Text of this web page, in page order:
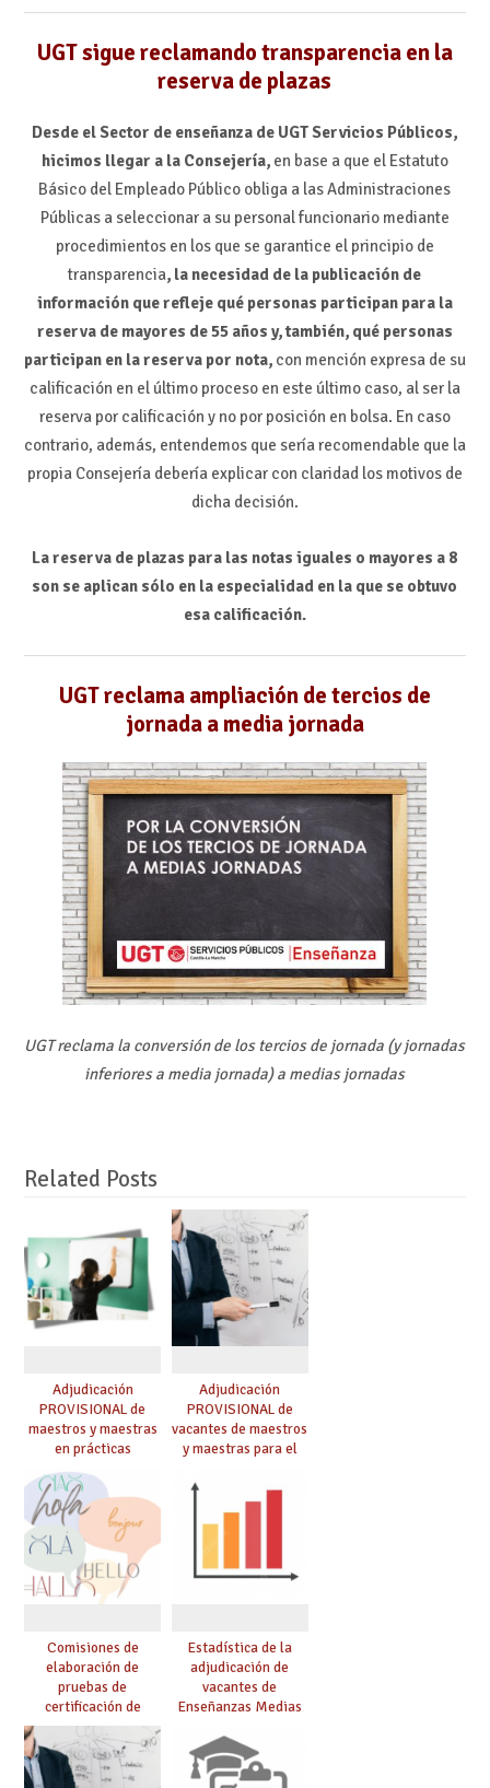
UGT sigue reclamando transparencia en la
reserva de plazas
Desde el Sector de enseñanza de UGT Servicios Públicos,
hicimos llegar a la Consejería, en base a que el Estatuto
Básico del Empleado Público obliga a las Administraciones
Públicas a seleccionar a su personal funcionario mediante
procedimientos en los que se garantice el principio de
transparencia, la necesidad de la publicación de
información que refleje qué personas participan para la
reserva de mayores de 55 años y, también, qué personas
participan en la reserva por nota, con mención expresa de su
calificación en el último proceso en este último caso, al ser la
reserva por calificación y no por posición en bolsa. En caso
contrario, además, entendemos que sería recomendable que la
propia Consejería debería explicar con claridad los motivos de
dicha decisión.
La reserva de plazas para las notas iguales o mayores a 8
son se aplican sólo en la especialidad en la que se obtuvo
esa calificación.
UGT reclama ampliación de tercios de
jornada a media jornada
UGT reclama la conversión de los tercios de jornada (y jornadas
inferiores a media jornada) a medias jornadas
Related Posts
Adjudicación
PROVISIONAL de
maestros y maestras
en prácticas
Adjudicación
PROVISIONAL de
vacantes de maestros
y maestras para el
Comisiones de
elaboración de
pruebas de
certificación de
competencia
lingüística: publicada
resolución definitiva
Estadística de la
adjudicación de
vacantes de
Enseñanzas Medias